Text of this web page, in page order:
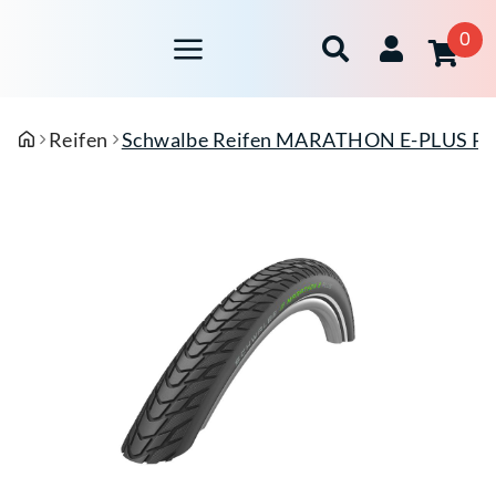
0
Reifen Schwalbe Reifen MARATHON E-PLUS